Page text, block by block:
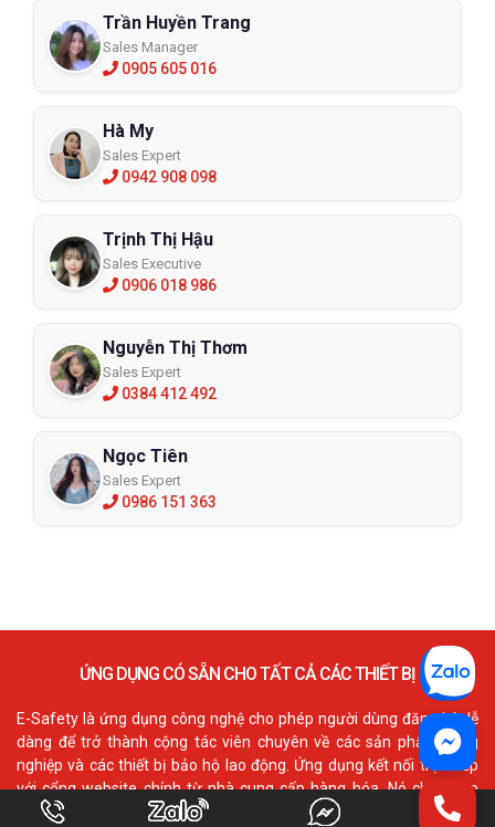
Trần Huyền Trang
Sales Manager
0905 605 016
Hà My
Sales Expert
0942 908 098
Trịnh Thị Hậu
Sales Executive
0906 018 986
Nguyễn Thị Thơm
Sales Expert
0384 412 492
Ngọc Tiên
Sales Expert
0986 151 363
ỨNG DỤNG CÓ SẴN CHO TẤT CẢ CÁC THIẾT BỊ
E-Safety là ứng dụng công nghệ cho phép người dùng đăng ký dễ
dàng để trở thành cộng tác viên chuyên về các sản phẩm công
nghiệp và các thiết bị bảo hộ lao động. Ứng dụng kết nối trực tiếp
với cổng website chính từ nhà cung cấp hàng hóa. Nó cho phép
người dùng truy cấp đầy đủ các tính năng như danh mục, thông tin